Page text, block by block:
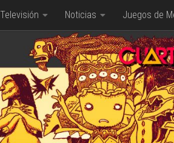
Televisión Noticias Juegos de